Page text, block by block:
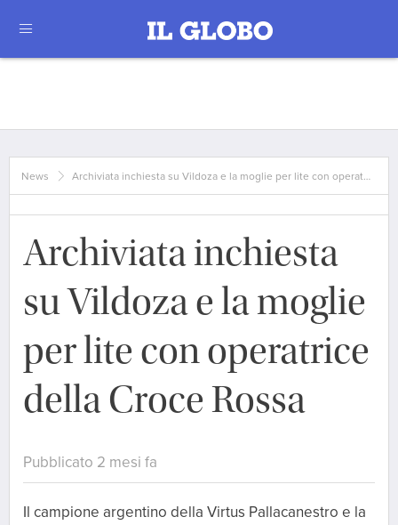
News Archiviata inchiesta su Vildoza e la moglie per lite con operat…
Archiviata inchiesta
su Vildoza e la moglie
per lite con operatrice
della Croce Rossa
Pubblicato 2 mesi fa
Il campione argentino della Virtus Pallacanestro e la